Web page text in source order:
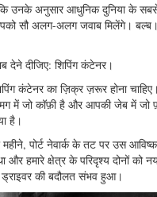
उनके अनुसार आधुनिक दुनिया के सबसे
सौ अलग-अलग जवाब मिलेंगे। बल्ब।
दीजिए: शिपिंग कंटेनर।
कंटेनर का ज़िक्र ज़रूर होना
में जो कॉफ़ी है और आपकी जेब में
है।
पोर्ट नेवार्क के तट पर उस
और हमारे क्षेत्र के परिदृश्य दोनों को
की बदौलत संभव हुआ।